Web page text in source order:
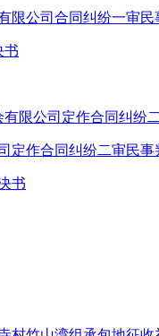
限公司合同纠纷一审民
定作合同纠纷二审民事